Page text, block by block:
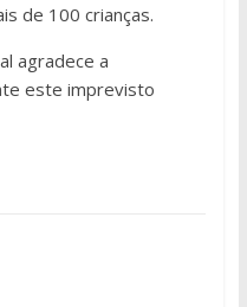
de 100 crianças.
agradece a
este imprevisto